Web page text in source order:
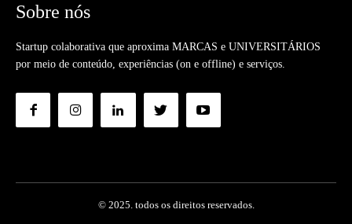
Sobre nós
Startup colaborativa que aproxima MARCAS e UNIVERSITÁRIOS
por meio de conteúdo, experiências (on e offline) e serviços.
© 2025. todos os direitos reservados.